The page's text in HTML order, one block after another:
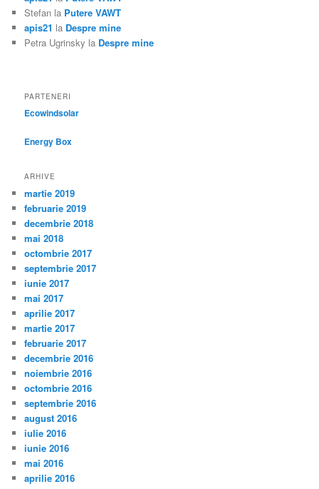
Stefan la Putere VAWT
apis21 la Despre mine
Petra Ugrinsky la Despre mine
PARTENERI
Ecowindsolar
Energy Box
ARHIVE
martie 2019
februarie 2019
decembrie 2018
mai 2018
octombrie 2017
septembrie 2017
iunie 2017
mai 2017
aprilie 2017
martie 2017
februarie 2017
decembrie 2016
noiembrie 2016
octombrie 2016
septembrie 2016
august 2016
iulie 2016
iunie 2016
mai 2016
aprilie 2016